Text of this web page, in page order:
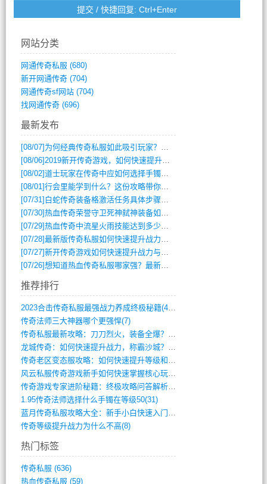
网站分类
网通传奇私服 (680)
新开网通传奇(704)
网通传奇sf网站(704)
找网通传奇(696)
最新发布
[08/07] 为何经典传奇私服如此吸引玩家？深度攻略解析
[08/06]2019新开传奇游戏，如何快速提升角色等级？
[08/02]道士玩家在传奇中应如何选择手镯装备？
[08/01]行会里能学到什么？这份攻略带你全掌握
[07/31] 白蛇传奇装备格激活任务具体步骤是什么？如何完成？
[07/30]热血传奇荣誉守卫死神弑神装备如何获取与佩戴攻略？
[07/29]热血传奇中流星火雨技能达到多少级可以开始练装备？
[07/28]最新版传奇私服如何快速提升战力与获取稀有装备？
[07/27]新开传奇游戏如何快速提升战力与获取稀有装备？
[07/26]想知道热血传奇私服哪家强？最新排行榜攻略全解析
推荐排行
2023合击传奇私服最强战力养成终极秘籍(428)
传奇法师三大神器哪个更强悍(7)
传奇私服最新攻略：刀刀烈火，装备全爆？攻(813)
龙城传奇：如何快速提升战力，称霸沙城？(802)
传奇老区变态服攻略：如何快速提升等级和战(379)
风云私服传奇游戏新手如何快速掌握核心玩法(616)
传奇游戏专家进阶秘籍：终极攻略问答解析(848)
1.95传奇法师选择什么手镯在等级50(31)
蓝月传奇私服攻略大全：新手小白快速入门指(386)
传奇等级提升战力为什么不高(8)
热门标签
传奇私服 (636)
热血传奇私服 (59)